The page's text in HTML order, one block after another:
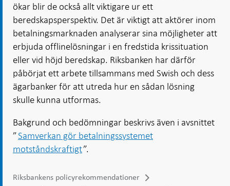
ökar blir de också allt viktigare ur ett
beredskapsperspektiv. Det är viktigt att aktörer inom
betalningsmarknaden analyserar sina möjligheter att
erbjuda offlinelösningar i en fredstida krissituation
eller vid höjd beredskap. Riksbanken har därför
påbörjat ett arbete tillsammans med Swish och dess
ägarbanker för att utreda hur en sådan lösning
skulle kunna utformas.
Bakgrund och bedömningar beskrivs även i avsnittet
”Samverkan gör betalningssystemet
motståndskraftigt”.
Riksbankens policyrekommendationer